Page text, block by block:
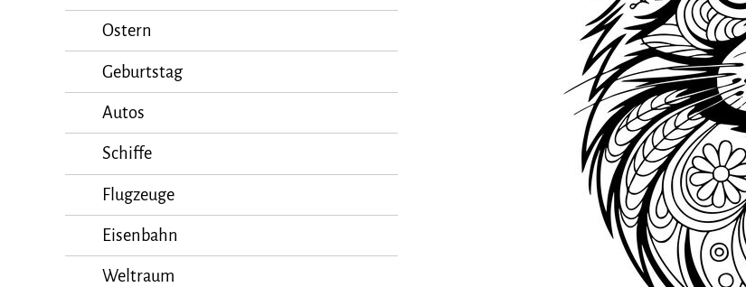
Ostern
Geburtstag
Autos
Schiffe
Flugzeuge
Eisenbahn
Weltraum